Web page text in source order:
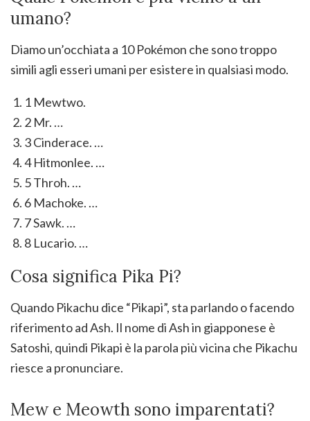
umano?
Diamo un’occhiata a 10 Pokémon che sono troppo
simili agli esseri umani per esistere in qualsiasi modo.
1 Mewtwo.
2 Mr. …
3 Cinderace. …
4 Hitmonlee. …
5 Throh. …
6 Machoke. …
7 Sawk. …
8 Lucario. …
Cosa significa Pika Pi?
Quando Pikachu dice “Pikapi”, sta parlando o facendo
riferimento ad Ash. Il nome di Ash in giapponese è
Satoshi, quindi Pikapi è la parola più vicina che Pikachu
riesce a pronunciare.
Mew e Meowth sono imparentati?